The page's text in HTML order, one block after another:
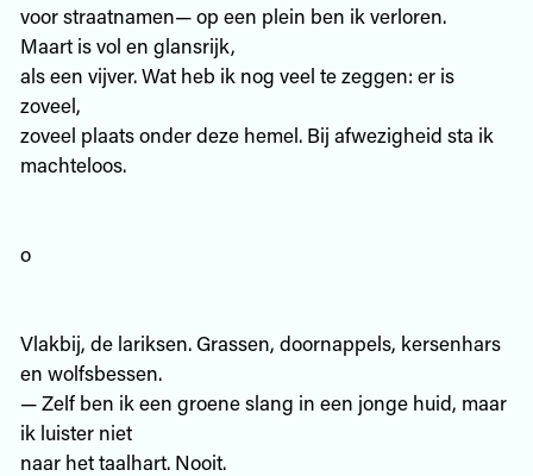
voor straatnamen— op een plein ben ik verloren.
Maart is vol en glansrijk,
als een vijver. Wat heb ik nog veel te zeggen: er is
zoveel,
zoveel plaats onder deze hemel. Bij afwezigheid sta ik
machteloos.
o
Vlakbij, de lariksen. Grassen, doornappels, kersenhars
en wolfsbessen.
— Zelf ben ik een groene slang in een jonge huid, maar
ik luister niet
naar het taalhart. Nooit.